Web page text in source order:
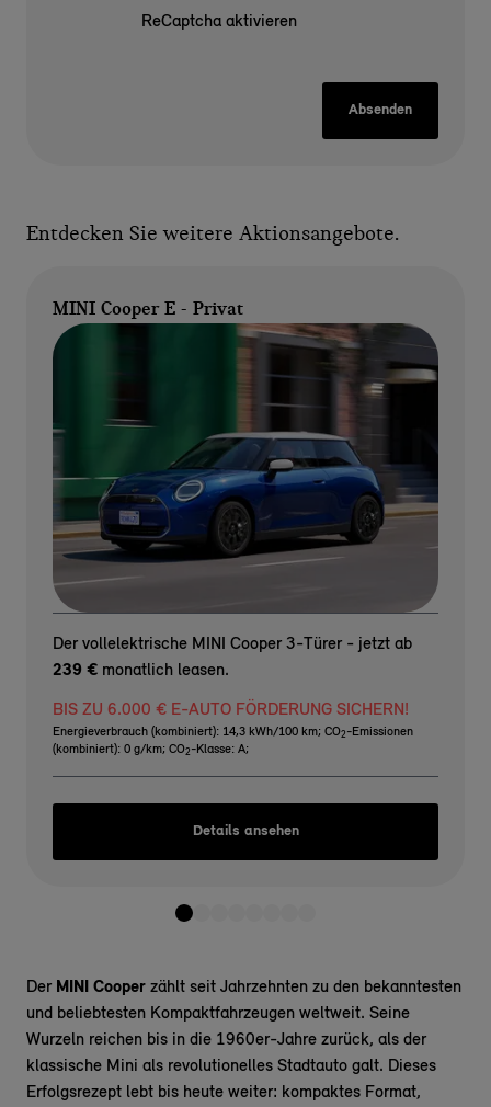
ReCaptcha aktivieren
Absenden
Entdecken Sie weitere Aktionsangebote.
MINI Cooper E - Privat
Der vollelektrische MINI Cooper 3-Türer - jetzt ab
239 € monatlich leasen.
BIS ZU 6.000 € E-AUTO FÖRDERUNG SICHERN!
Energieverbrauch (kombiniert): 14,3 kWh/100 km; CO2 -Emissionen
(kombiniert): 0 g/km; CO2 -Klasse: A;
Details ansehen
Der MINI Cooper zählt seit Jahrzehnten zu den bekanntesten
und beliebtesten Kompaktfahrzeugen weltweit. Seine
Wurzeln reichen bis in die 1960er-Jahre zurück, als der
klassische Mini als revolutionelles Stadtauto galt. Dieses
Erfolgsrezept lebt bis heute weiter: kompaktes Format,